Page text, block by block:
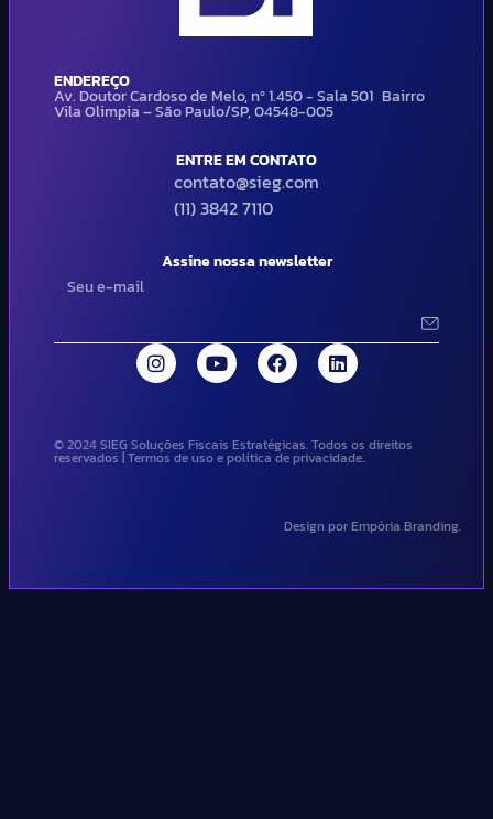
ENDEREÇO
Av. Doutor Cardoso de Melo, nº 1.450 - Sala 501 Bairro
Vila Olimpia – São Paulo/SP, 04548-005
ENTRE EM CONTATO
contato@sieg.com
(11) 3842 7110
Assine nossa newsletter
© 2024 SIEG Soluções Fiscais Estratégicas. Todos os direitos
reservados | Termos de uso e política de privacidade..
Design por Empória Branding.